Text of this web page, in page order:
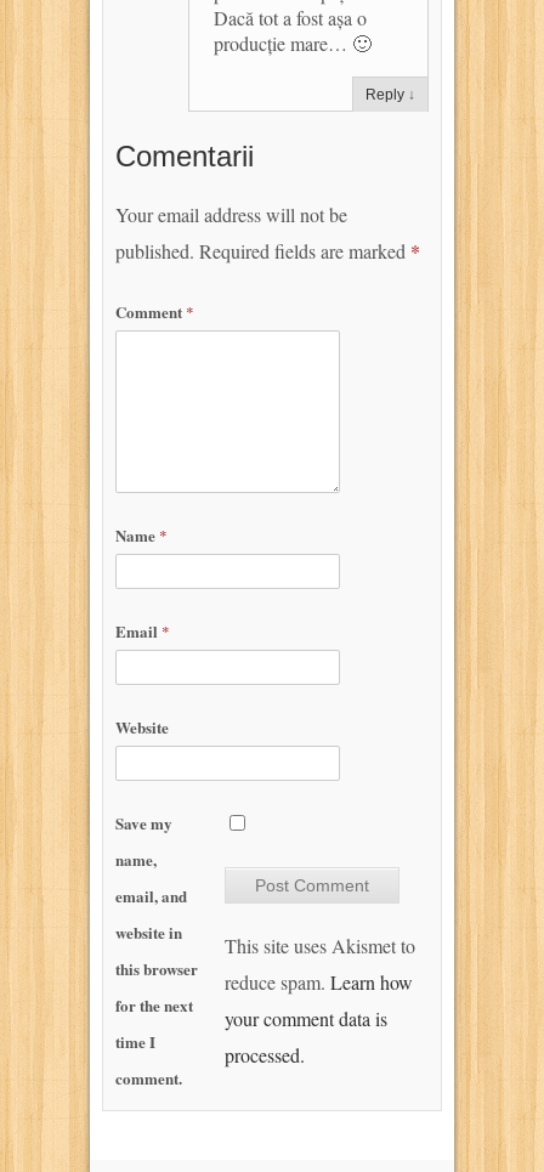
Dacă tot a fost așa o
producție mare… 🙂
Reply ↓
Comentarii
Your email address will not be
published. Required fields are marked *
Comment *
Name *
Email *
Website
Save my
name,
email, and
website in
this browser
for the next
time I
comment.
This site uses Akismet to
reduce spam. Learn how
your comment data is
processed.